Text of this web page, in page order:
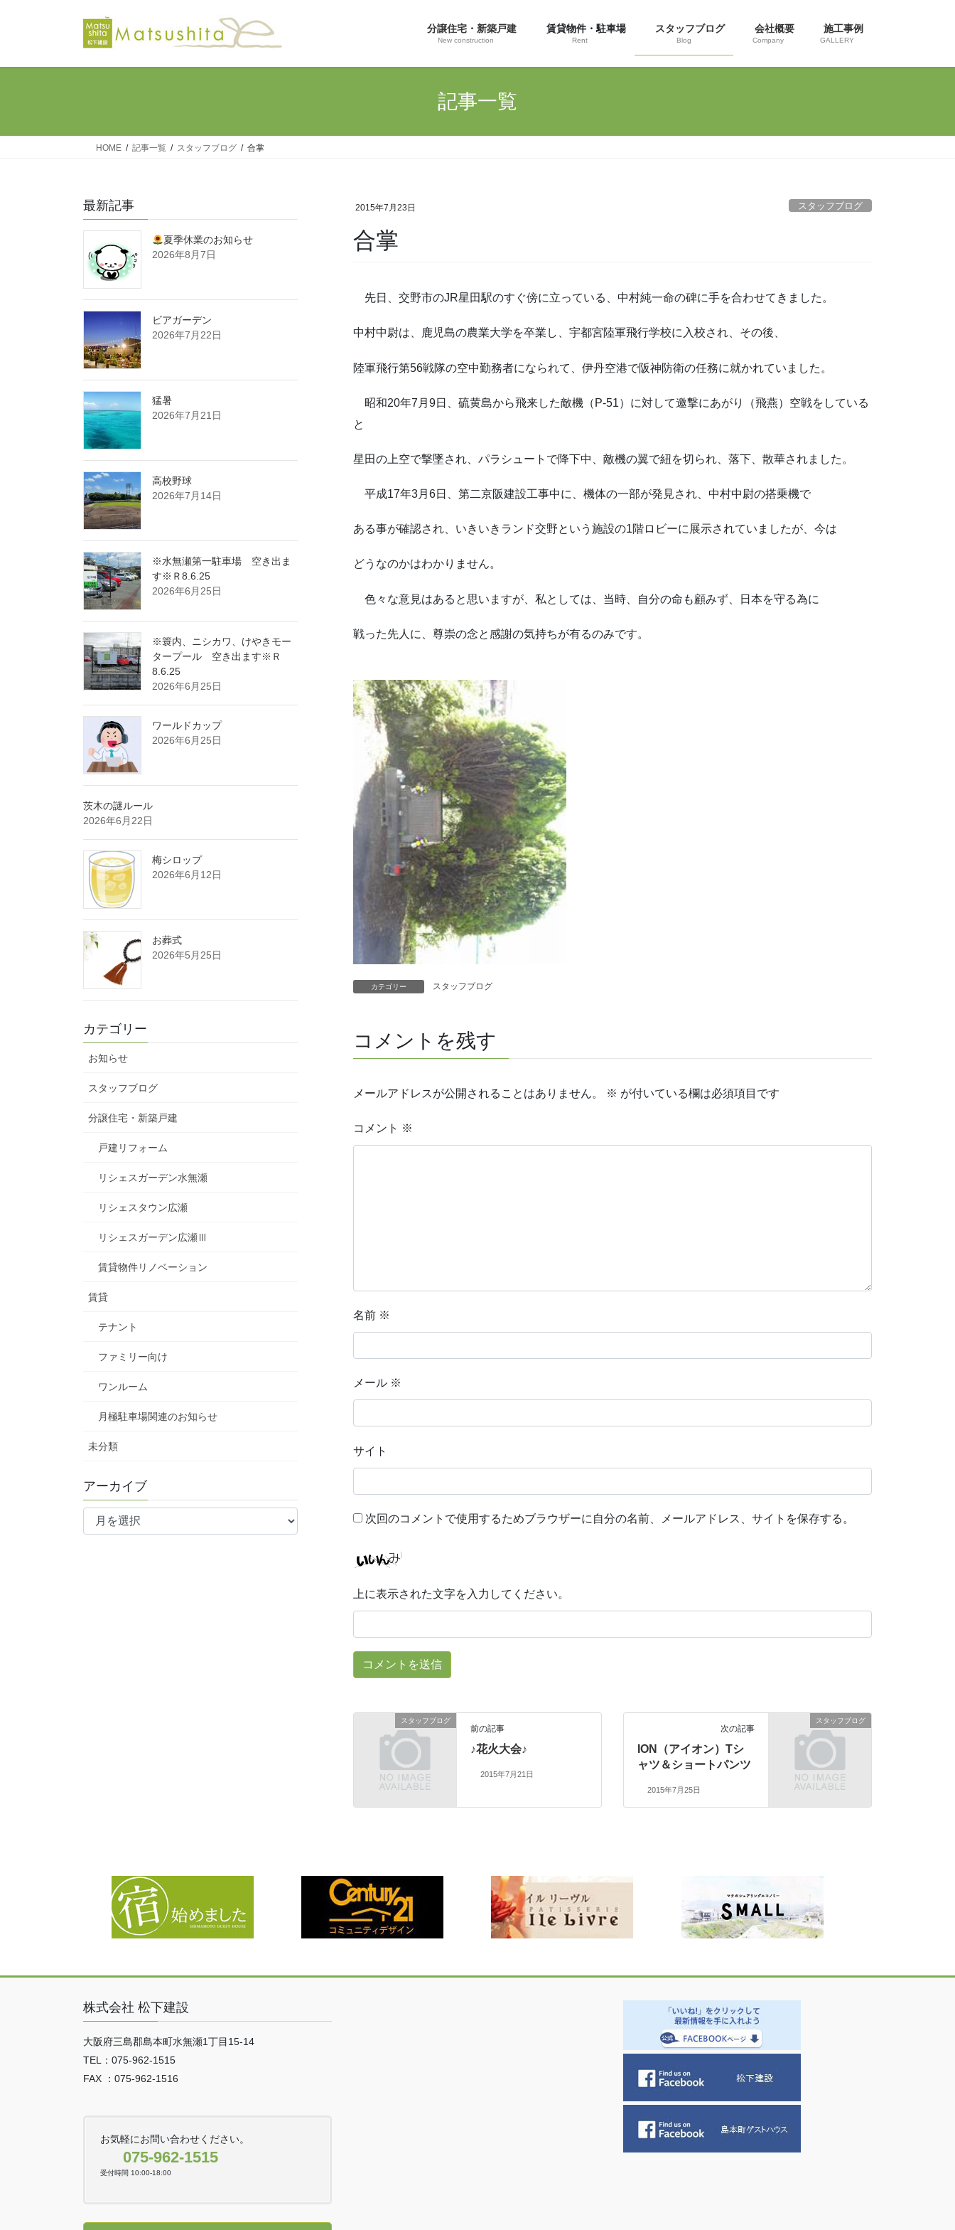
分譲住宅・新築戸建
New construction
賃貸物件・駐車場
Rent
スタッフブログ
Blog
会社概要
Company
施工事例
GALLERY
記事一覧
HOME 記事一覧 スタッフブログ 合掌
2015年7月23日 スタッフブログ
合掌
先日、交野市のJR星田駅のすぐ傍に立っている、中村純一命の碑に手を合わせてきました。
中村中尉は、鹿児島の農業大学を卒業し、宇都宮陸軍飛行学校に入校され、その後、
陸軍飛行第56戦隊の空中勤務者になられて、伊丹空港で阪神防衛の任務に就かれていました。
昭和20年7月9日、硫黄島から飛来した敵機（P-51）に対して邀撃にあがり（飛燕）空戦をしている
と
星田の上空で撃墜され、パラシュートで降下中、敵機の翼で紐を切られ、落下、散華されました。
平成17年3月6日、第二京阪建設工事中に、機体の一部が発見され、中村中尉の搭乗機で
ある事が確認され、いきいきランド交野という施設の1階ロビーに展示されていましたが、今は
どうなのかはわかりません。
色々な意見はあると思いますが、私としては、当時、自分の命も顧みず、日本を守る為に
戦った先人に、尊崇の念と感謝の気持ちが有るのみです。
カテゴリー スタッフブログ
コメントを残す
メールアドレスが公開されることはありません。 ※ が付いている欄は必須項目です
コメント ※
名前 ※
メール ※
サイト
次回のコメントで使用するためブラウザーに自分の名前、メールアドレス、サイトを保存する。
上に表示された文字を入力してください。
スタッフブログ
前の記事
♪花火大会♪
2015年7月21日
スタッフブログ
次の記事
ION（アイオン）Tシ
ャツ＆ショートパンツ
2015年7月25日
最新記事
夏季休業のお知らせ
2026年8月7日
ビアガーデン
2026年7月22日
猛暑
2026年7月21日
高校野球
2026年7月14日
※水無瀬第一駐車場 空き出ま
す※Ｒ8.6.25
2026年6月25日
※簑内、ニシカワ、けやきモー
タープール 空き出ます※Ｒ
8.6.25
2026年6月25日
ワールドカップ
2026年6月25日
茨木の謎ルール
2026年6月22日
梅シロップ
2026年6月12日
お葬式
2026年5月25日
カテゴリー
お知らせ
スタッフブログ
分譲住宅・新築戸建
戸建リフォーム
リシェスガーデン水無瀬
リシェスタウン広瀬
リシェスガーデン広瀬Ⅲ
賃貸物件リノベーション
賃貸
テナント
ファミリー向け
ワンルーム
月極駐車場関連のお知らせ
未分類
アーカイブ
ア
株式会社 松下建設
大阪府三島郡島本町水無瀬1丁目15-14
TEL：075-962-1515
FAX ：075-962-1516
お気軽にお問い合わせください。
075-962-1515
受付時間 10:00-18:00